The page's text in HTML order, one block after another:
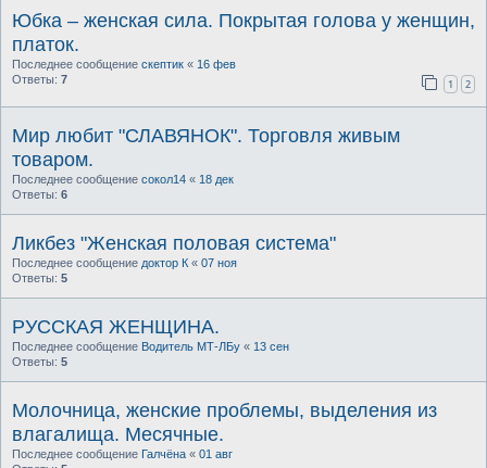
Юбка – женская сила. Покрытая голова у женщин,
платок.
Последнее сообщение скептик « 16 фев
Ответы: 7 1 2
Мир любит "СЛАВЯНОК". Торговля живым
товаром.
Последнее сообщение сокол14 « 18 дек
Ответы: 6
Ликбез "Женская половая система"
Последнее сообщение доктор К « 07 ноя
Ответы: 5
РУССКАЯ ЖЕНЩИНА.
Последнее сообщение Водитель МТ-ЛБу « 13 сен
Ответы: 5
Молочница, женские проблемы, выделения из
влагалища. Месячные.
Последнее сообщение Галчёна « 01 авг